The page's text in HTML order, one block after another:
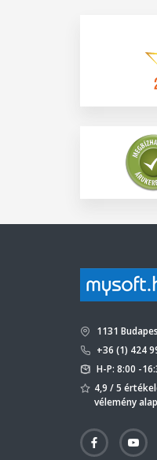
1131
+36 (1) 424
H-P: 8:00 -
4,9 / 5
vélemény